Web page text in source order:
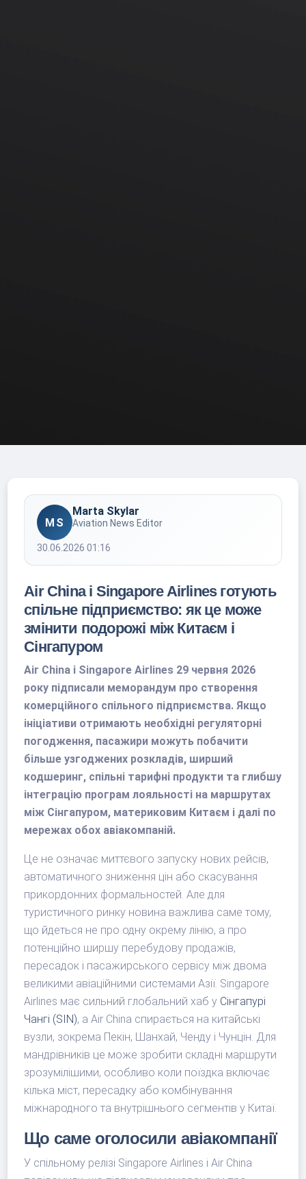
MS
Marta Skylar
Aviation News Editor
30.06.2026 01:16
Air China і Singapore Airlines готують
спільне підприємство: як це може
змінити подорожі між Китаєм і
Сінгапуром
Air China і Singapore Airlines 29 червня 2026
року підписали меморандум про створення
комерційного спільного підприємства. Якщо
ініціативи отримають необхідні регуляторні
погодження, пасажири можуть побачити
більше узгоджених розкладів, ширший
кодшеринг, спільні тарифні продукти та глибшу
інтеграцію програм лояльності на маршрутах
між Сінгапуром, материковим Китаєм і далі по
мережах обох авіакомпаній.
Це не означає миттєвого запуску нових рейсів,
автоматичного зниження цін або скасування
прикордонних формальностей. Але для
туристичного ринку новина важлива саме тому,
що йдеться не про одну окрему лінію, а про
потенційно ширшу перебудову продажів,
пересадок і пасажирського сервісу між двома
великими авіаційними системами Азії. Singapore
Airlines має сильний глобальний хаб у Сінгапурі
Чангі (SIN), а Air China спирається на китайські
вузли, зокрема Пекін, Шанхай, Ченду і Чунцін. Для
мандрівників це може зробити складні маршрути
зрозумілішими, особливо коли поїздка включає
кілька міст, пересадку або комбінування
міжнародного та внутрішнього сегментів у Китаї.
Що саме оголосили авіакомпанії
У спільному релізі Singapore Airlines і Air China